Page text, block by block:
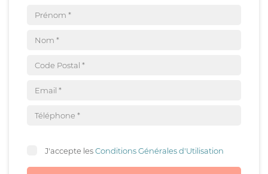
J'accepte lesConditions Générales d'Utilisation